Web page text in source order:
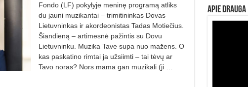
Fondo (LF) po­kylyje meninę programą atliks
du jauni muzikantai – trimitininkas Do­vas
Lietuvninkas ir akordeonistas Tadas Motiečius.
Šiandieną – arti­mesnė pažintis su Dovu
Lietuvnin­ku. Muzika Tave supa nuo ma­žens. O
kas paskatino rimtai ja už­siimti – tai tėvų ar
Tavo noras? Nors mama gan muzikali (ji …
Apie DRAUGA